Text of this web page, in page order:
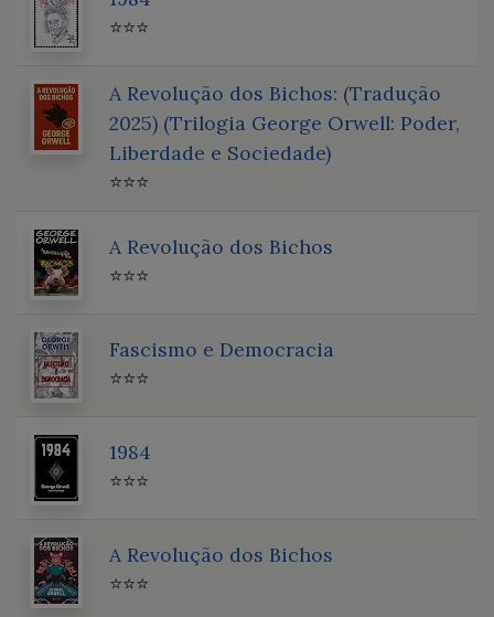
⭐⭐⭐
A Revolução dos Bichos: (Tradução
2025) (Trilogia George Orwell: Poder,
Liberdade e Sociedade)
⭐⭐⭐
A Revolução dos Bichos
⭐⭐⭐
Fascismo e Democracia
⭐⭐⭐
1984
⭐⭐⭐
A Revolução dos Bichos
⭐⭐⭐